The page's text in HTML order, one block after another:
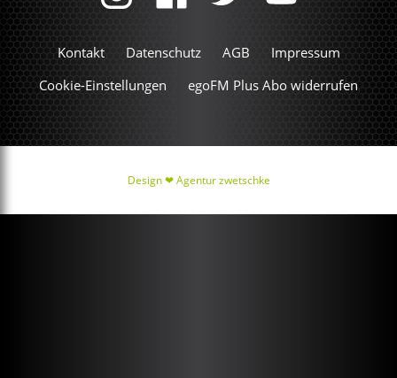
Kontakt Datenschutz AGB
Impressum
Cookie-Einstellungen
egoFM Plus Abo widerrufen
Design ❤Agentur zwetschke